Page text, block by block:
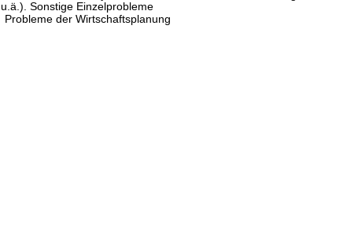
u.ä.). Sonstige Einzelprobleme
Probleme der Wirtschaftsplanung